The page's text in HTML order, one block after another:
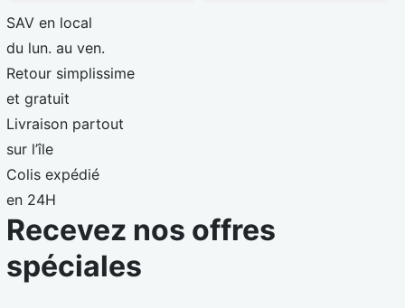
SAV en local
du lun. au ven.
Retour simplissime
et gratuit
Livraison partout
sur l’île
Colis expédié
en 24H
Recevez nos offres
spéciales